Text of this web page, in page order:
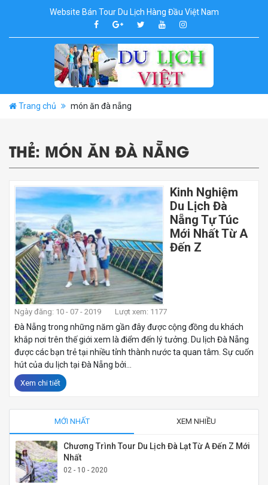
Website Bán Tour Du Lịch Hàng Đầu Việt Nam
Trang chủ món ăn đà nẵng
THẺ: MÓN ĂN ĐÀ NẴNG
Kinh Nghiệm
Du Lịch Đà
Nẵng Tự Túc
Mới Nhất Từ A
Đến Z
Ngày đăng: 10 - 07 - 2019 Lượt xem: 1177
Đà Nẵng trong những năm gần đây được cộng đồng du khách
khắp nơi trên thế giới xem là điểm đến lý tưởng. Du lịch Đà Nẵng
được các bạn trẻ tại nhiều tỉnh thành nước ta quan tâm. Sự cuốn
hút của du lịch tại Đà Nẵng bởi...
Xem chi tiết
MỚI NHẤT XEM NHIỀU
Chương Trình Tour Du Lịch Đà Lạt Từ A Đến Z Mới
Nhất
02 - 10 - 2020